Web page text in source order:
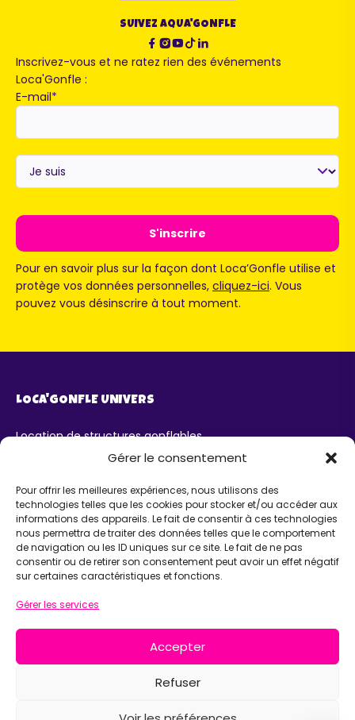
Gérer le consentement
Pour offrir les meilleures expériences, nous utilisons des
technologies telles que les cookies pour stocker et/ou accéder aux
informations des appareils. Le fait de consentir à ces technologies
nous permettra de traiter des données telles que le comportement
de navigation ou les ID uniques sur ce site. Le fait de ne pas
consentir ou de retirer son consentement peut avoir un effet négatif
sur certaines caractéristiques et fonctions.
Gérer les services
Accepter
Refuser
SUIVEZ AQUA'GONFLE
Inscrivez-vous et ne ratez rien des événements
Loca'Gonfle :
E-mail*
Je
suis*
Pour en savoir plus sur la façon dont Loca’Gonfle utilise et
protège vos données personnelles, cliquez-ici. Vous
pouvez vous désinscrire à tout moment.
LOCA'GONFLE UNIVERS
Location de structures gonflables
Parc Loca'Gonfle XXL Colmar
Karting ludo-éducatif
AIDE
Chatbot IA Maurice
Infos pratiques
INFORMATIONS
Loca'Gonfle Eurl Z.A RODOLPHE, 68840 PULVERSHEIM